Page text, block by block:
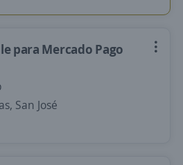
para Mercado Pago
San José